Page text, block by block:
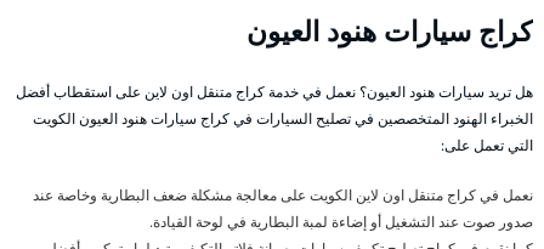
كراج سيارات هنود العيون
هل تريد سيارات هنود العيون؟ نعمل في خدمة كراج متنقل اون لاين على استقطاب أفضل
الخبراء الهنود المتخصصين في تصليح السيارات في كراج سيارات هنود العيون الكويت
التي تعمل على:
نعمل في كراج متنقل اون لاين الكويت على معالجة مشكلة ضعف البطارية وخاصة عند
صدور صوت عند التشغيل أو إضاءة لمبة البطارية في لوحة القيادة.